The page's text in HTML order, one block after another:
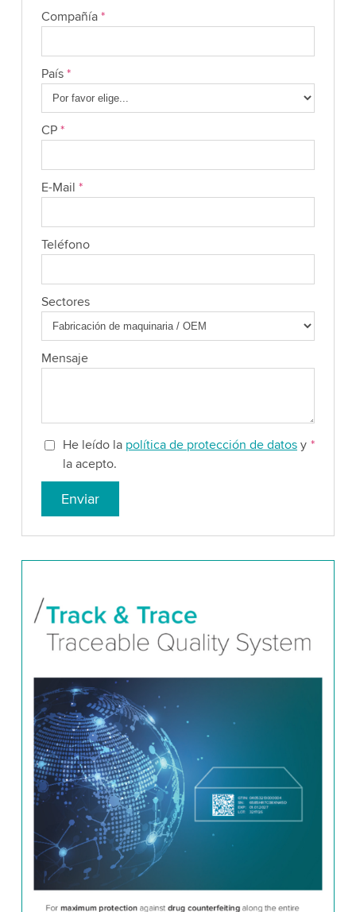
Compañía *
País *
CP *
E-Mail *
Teléfono
Sectores
Mensaje
He leído la política de protección de datos y
la acepto.
*
Enviar